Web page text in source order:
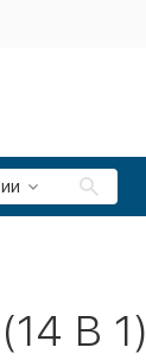
В 1)